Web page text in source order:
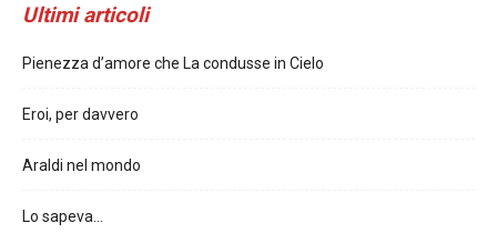
Ultimi articoli
Pienezza d’amore che La condusse in Cielo
Eroi, per davvero
Araldi nel mondo
Lo sapeva…